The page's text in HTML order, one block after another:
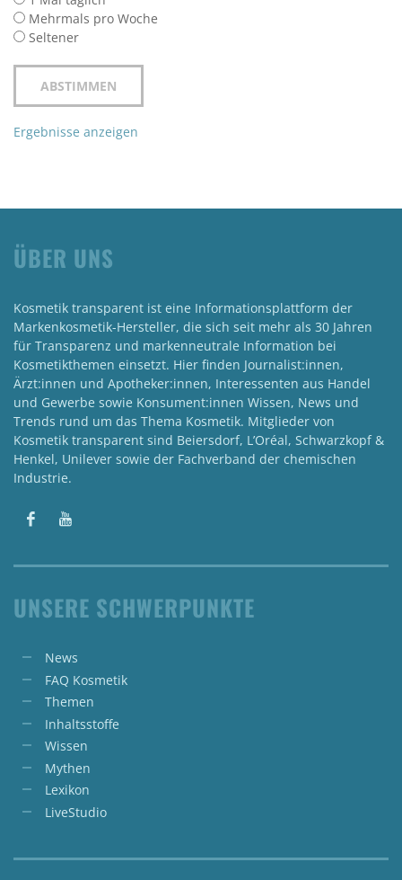
Mehrmals pro Woche
Seltener
Ergebnisse anzeigen
ÜBER UNS
Kosmetik transparent ist eine Informationsplattform der
Markenkosmetik-Hersteller, die sich seit mehr als 30 Jahren
für Transparenz und markenneutrale Information bei
Kosmetikthemen einsetzt. Hier finden Journalist:innen,
Ärzt:innen und Apotheker:innen, Interessenten aus Handel
und Gewerbe sowie Konsument:innen Wissen, News und
Trends rund um das Thema Kosmetik. Mitglieder von
Kosmetik transparent sind Beiersdorf, L’Oréal, Schwarzkopf &
Henkel, Unilever sowie der Fachverband der chemischen
Industrie.
UNSERE SCHWERPUNKTE
News
FAQ Kosmetik
Themen
Inhaltsstoffe
Wissen
Mythen
Lexikon
LiveStudio